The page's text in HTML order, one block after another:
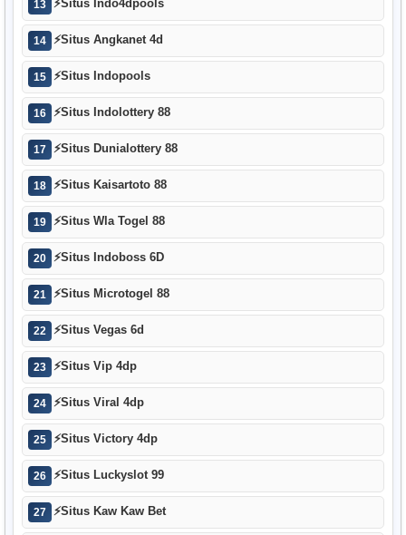
13 ⚡Situs Indo4dpools
14 ⚡Situs Angkanet 4d
15 ⚡Situs Indopools
16 ⚡Situs Indolottery 88
17 ⚡Situs Dunialottery 88
18 ⚡Situs Kaisartoto 88
19 ⚡Situs Wla Togel 88
20 ⚡Situs Indoboss 6D
21 ⚡Situs Microtogel 88
22 ⚡Situs Vegas 6d
23 ⚡Situs Vip 4dp
24 ⚡Situs Viral 4dp
25 ⚡Situs Victory 4dp
26 ⚡Situs Luckyslot 99
27 ⚡Situs Kaw Kaw Bet